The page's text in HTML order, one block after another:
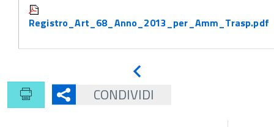
Registro_Art_68_Anno_2013_per_Amm_Trasp.pdf
CONDIVIDI